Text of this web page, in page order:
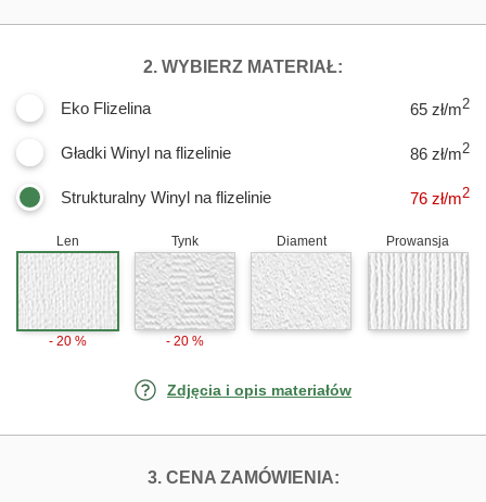
2. WYBIERZ MATERIAŁ:
Eko Flizelina 65 zł/m2
Gładki Winyl na flizelinie 86 zł/m2
Strukturalny Winyl na flizelinie 76 zł/m2
Len
- 20 %
Tynk
- 20 %
Diament Prowansja
Zdjęcia i opis materiałów
3. CENA ZAMÓWIENIA:FOTOTAPETY